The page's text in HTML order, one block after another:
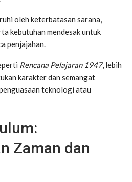
oleh keterbatasan sarana,
kebutuhan mendesak untuk
penjajahan.
Rencana Pelajaran 1947, lebih
karakter dan semangat
teknologi atau
Zaman dan